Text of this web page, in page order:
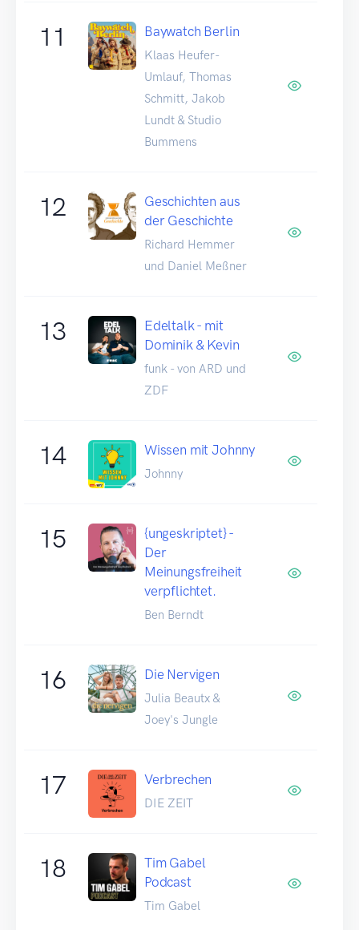
11 Baywatch Berlin
Klaas Heufer-
Umlauf, Thomas
Schmitt, Jakob
Lundt & Studio
Bummens
12
Geschichten aus
der Geschichte
Richard Hemmer
und Daniel Meßner
13
Edeltalk - mit
Dominik & Kevin
funk - von ARD und
ZDF
14 Wissen mit Johnny
Johnny
15
{ungeskriptet} -
Der
Meinungsfreiheit
verpflichtet.
Ben Berndt
16 Die Nervigen
Julia Beautx &
Joey's Jungle
17 Verbrechen
DIE ZEIT
18
Tim Gabel
Podcast
Tim Gabel